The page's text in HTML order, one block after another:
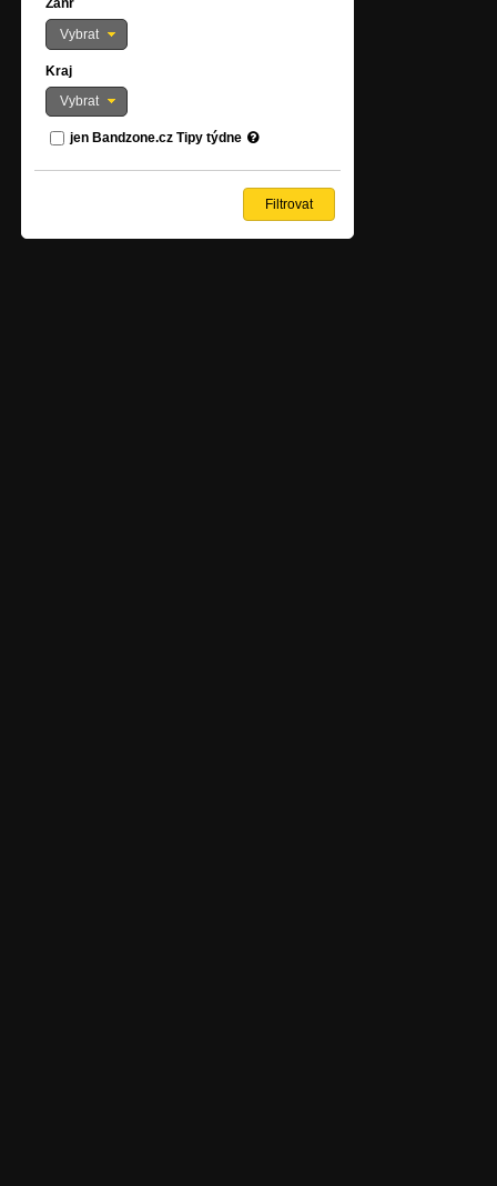
Žánr
Vybrat
Kraj
Vybrat
jen Bandzone.cz Tipy týdne